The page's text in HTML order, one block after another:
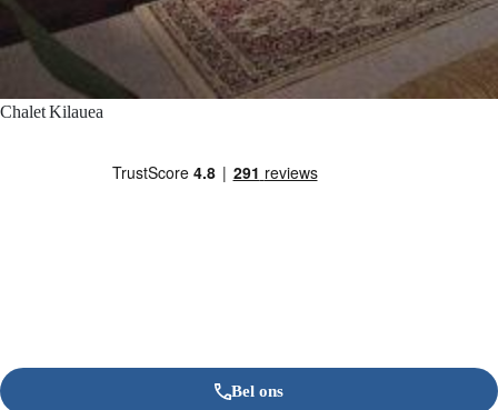
Chalet Kilauea
Bel ons